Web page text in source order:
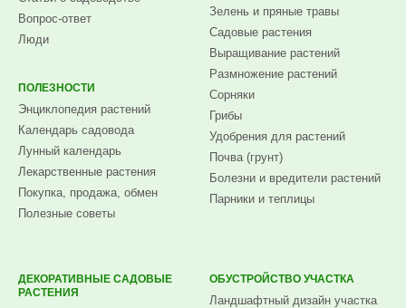
Вопрос-ответ
Люди
ПОЛЕЗНОСТИ
Энциклопедия растений
Календарь садовода
Лунный календарь
Лекарственные растения
Покупка, продажа, обмен
Полезные советы
Зелень и пряные травы
Садовые растения
Выращивание растений
Размножение растений
Сорняки
Грибы
Удобрения для растений
Почва (грунт)
Болезни и вредители растений
Парники и теплицы
ДЕКОРАТИВНЫЕ САДОВЫЕ
РАСТЕНИЯ
ОБУСТРОЙСТВО УЧАСТКА
Ландшафтный дизайн участка